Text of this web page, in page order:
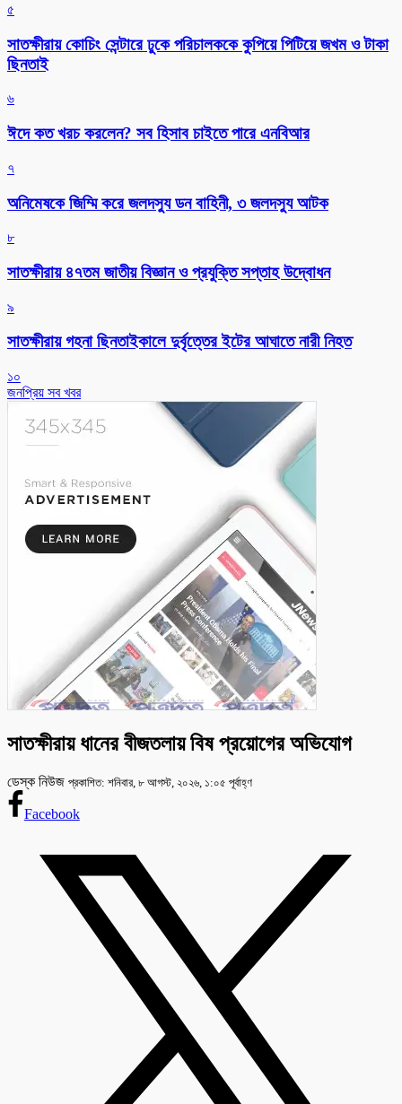
৫
সাতক্ষীরায় কোচিং সেন্টারে ঢুকে পরিচালককে কুপিয়ে পিটিয়ে জখম ও টাকা
ছিনতাই
৬
ঈদে কত খরচ করলেন? সব হিসাব চাইতে পারে এনবিআর
৭
অনিমেষকে জিম্মি করে জলদস্যু ডন বাহিনী, ৩ জলদস্যু আটক
৮
সাতক্ষীরায় ৪৭তম জাতীয় বিজ্ঞান ও প্রযুক্তি সপ্তাহ উদ্বোধন
৯
সাতক্ষীরায় গহনা ছিনতাইকালে দুর্বৃত্তের ইটের আঘাতে নারী নিহত
১০
জনপ্রিয় সব খবর
সাতক্ষীরায় ধানের বীজতলায় বিষ প্রয়োগের অভিযোগ
ডেস্ক নিউজ প্রকাশিত: শনিবার, ৮ আগস্ট, ২০২৬, ১:০৫ পূর্বাহ্ণ
Facebook